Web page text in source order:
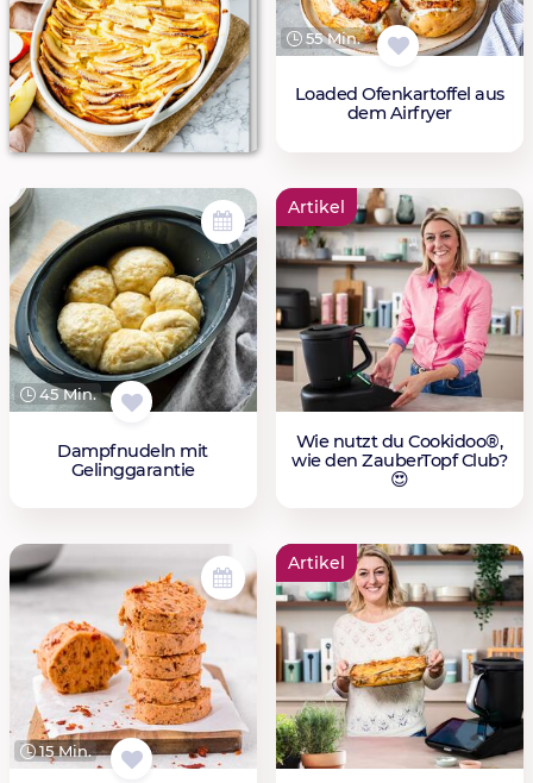
55 Min.
Loaded Ofenkartoffel aus
dem Airfryer
45 Min.
Dampfnudeln mit
Gelinggarantie
Wie nutzt du Cookidoo®,
wie den ZauberTopf Club?
😍
Artikel
15 Min.
Artikel